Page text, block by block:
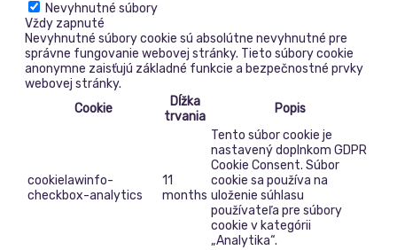
Nevyhnutné súbory
Vždy zapnuté
Nevyhnutné súbory cookie sú absolútne nevyhnutné pre
správne fungovanie webovej stránky. Tieto súbory cookie
anonymne zaisťujú základné funkcie a bezpečnostné prvky
webovej stránky.
Cookie
Dĺžka
trvania
Popis
cookielawinfo-
checkbox-analytics
11
months
Tento súbor cookie je
nastavený doplnkom GDPR
Cookie Consent. Súbor
cookie sa používa na
uloženie súhlasu
používateľa pre súbory
cookie v kategórii
„Analytika“.